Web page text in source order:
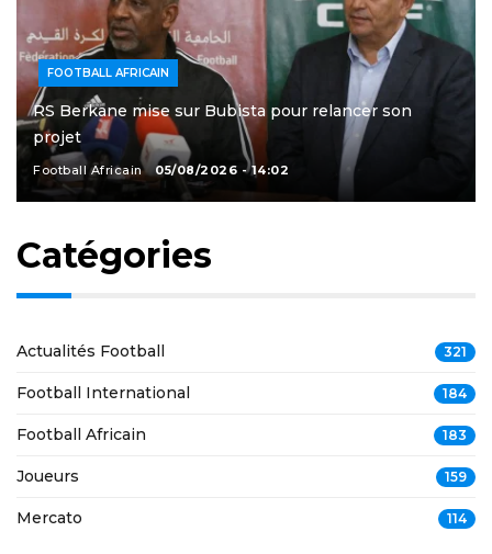
FOOTBALL AFRICAIN
RS Berkane mise sur Bubista pour relancer son
projet
Football Africain 05/08/2026 - 14:02
Catégories
Actualités Football 321
Football International 184
Football Africain 183
Joueurs 159
Mercato 114